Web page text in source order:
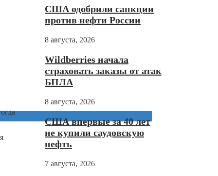
США одобрили санкции
против нефти России
8 августа, 2026
Wildberries начала
страховать заказы от атак
БПЛА
8 августа, 2026
США впервые за 40 лет
не купили саудовскую
нефть
7 августа, 2026